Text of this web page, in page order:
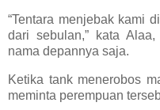
“Tentara menjebak kami
dari sebulan,” kata
nama depannya saja.
Ketika tank menerobos
meminta perempuan